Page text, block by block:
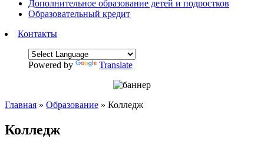
Дополнительное образование детей и подростков
Образовательный кредит
Контакты
Powered by Translate
Главная » Образование » Колледж
Колледж